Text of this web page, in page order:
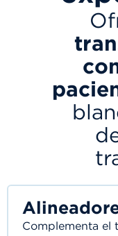
Complementa el